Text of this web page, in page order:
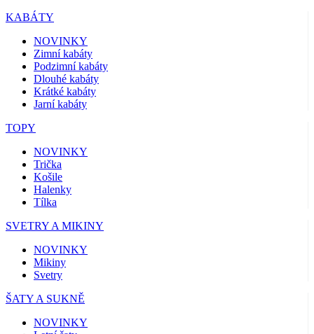
KABÁTY
NOVINKY
Zimní kabáty
Podzimní kabáty
Dlouhé kabáty
Krátké kabáty
Jarní kabáty
TOPY
NOVINKY
Trička
Košile
Halenky
Tílka
SVETRY A MIKINY
NOVINKY
Mikiny
Svetry
ŠATY A SUKNĚ
NOVINKY